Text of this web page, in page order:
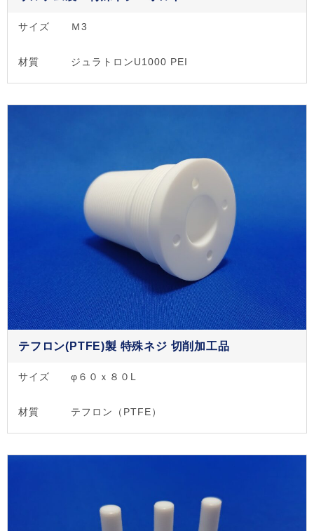
サイズ Ｍ3
材質 ジュラトロンU1000 PEI
テフロン(PTFE)製 特殊ネジ 切削加工品
サイズ φ６０ｘ８０L
材質 テフロン（PTFE）